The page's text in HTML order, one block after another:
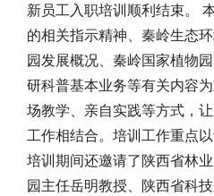
新员工入职培训顺利结束。
的相关指示精神、秦岭生态
园发展概况、秦岭国家植物
研科普基本业务等有关内容
场教学、亲自实践等方式，
工作相结合。培训工作重点
培训期间还邀请了陕西省林
园主任岳明教授、陕西省科